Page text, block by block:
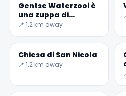
Gentse Waterzooi è
una zuppa di
minestra
📍 1.2 km away
Chiesa di San Nicola
📍 1.2 km away